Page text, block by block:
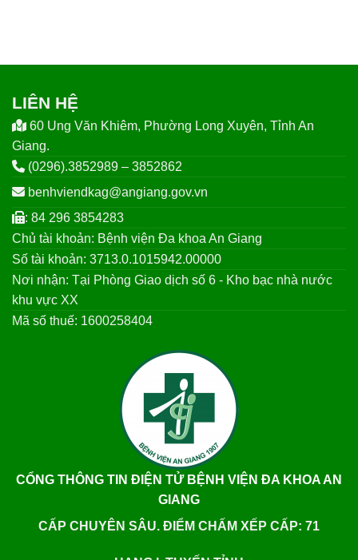
LIÊN HỆ
60 Ung Văn Khiêm, Phường Long Xuyên, Tỉnh An
Giang.
(0296).3852989 – 3852862
benhviendkag@angiang.gov.vn
: 84 296 3854283
Chủ tài khoản: Bệnh viện Đa khoa An Giang
Số tài khoản: 3713.0.1015942.00000
Nơi nhận: Tại Phòng Giao dịch số 6 - Kho bạc nhà nước
khu vực XX
Mã số thuế: 1600258404
CỔNG THÔNG TIN ĐIỆN TỬ BỆNH VIỆN ĐA KHOA AN
GIANG
CẤP CHUYÊN SÂU. ĐIỂM CHẤM XẾP CẤP: 71